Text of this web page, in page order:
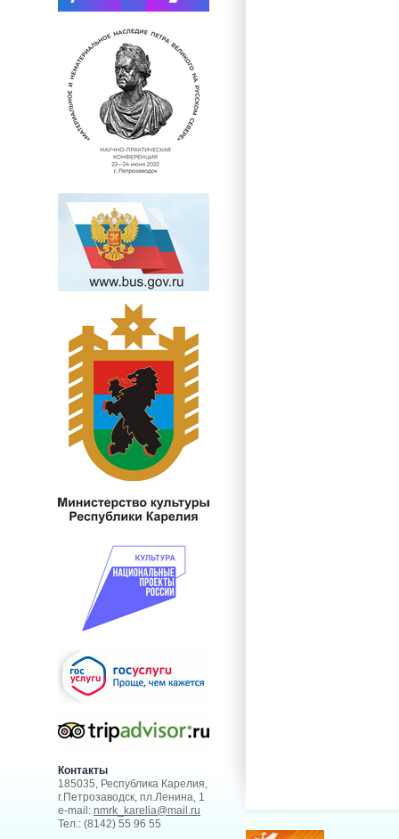
Контакты
185035, Республика Карелия,
г.Петрозаводск, пл.Ленина, 1
e-mail: nmrk_karelia@mail.ru
Тел.: (8142) 55 96 55